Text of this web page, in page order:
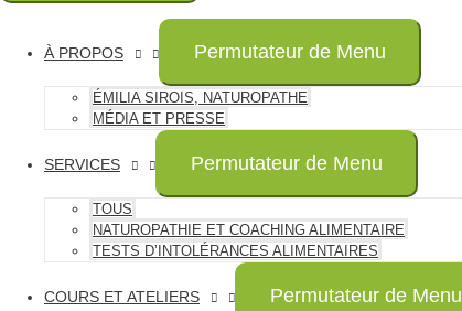
À PROPOS Permutateur de Menu
ÉMILIA SIROIS, NATUROPATHE
MÉDIA ET PRESSE
SERVICES Permutateur de Menu
TOUS
NATUROPATHIE ET COACHING ALIMENTAIRE
TESTS D’INTOLÉRANCES ALIMENTAIRES
COURS ET ATELIERS Permutateur de Menu